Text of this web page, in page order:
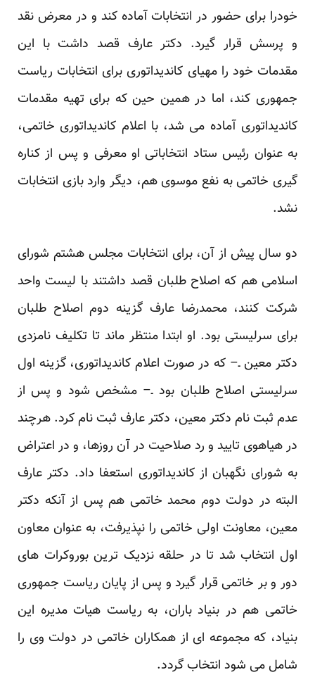
خودرا برای حضور در انتخابات آماده کند و در معرض نقد
و پرسش قرار گیرد. دکتر عارف قصد داشت با این
مقدمات خود را مهیای کاندیداتوری برای انتخابات ریاست
جمهوری کند، اما در همین حین که برای تهیه مقدمات
کاندیداتوری آماده می شد، با اعلام کاندیداتوری خاتمی،
به عنوان رئیس ستاد انتخاباتی او معرفی و پس از کناره
گیری خاتمی به نفع موسوی هم، دیگر وارد بازی انتخابات
نشد.
دو سال پیش از آن، برای انتخابات مجلس هشتم شورای
اسلامی هم که اصلاح طلبان قصد داشتند با لیست واحد
شرکت کنند، محمدرضا عارف گزینه دوم اصلاح طلبان
برای سرلیستی بود. او ابتدا منتظر ماند تا تکلیف نامزدی
دکتر معین ـ– که در صورت اعلام کاندیداتوری، گزینه اول
سرلیستی اصلاح طلبان بود ـ– مشخص شود و پس از
عدم ثبت نام دکتر معین، دکتر عارف ثبت نام کرد. هرچند
در هیاهوی تایید و رد صلاحیت در آن روزها، و در اعتراض
به شورای نگهبان از کاندیداتوری استعفا داد. دکتر عارف
البته در دولت دوم محمد خاتمی هم پس از آنکه دکتر
معین، معاونت اولی خاتمی را نپذیرفت، به عنوان معاون
اول انتخاب شد تا در حلقه نزدیک ترین بوروکرات های
دور و بر خاتمی قرار گیرد و پس از پایان ریاست جمهوری
خاتمی هم در بنیاد باران، به ریاست هیات مدیره این
بنیاد، که مجموعه ای از همکاران خاتمی در دولت وی را
شامل می شود انتخاب گردد.